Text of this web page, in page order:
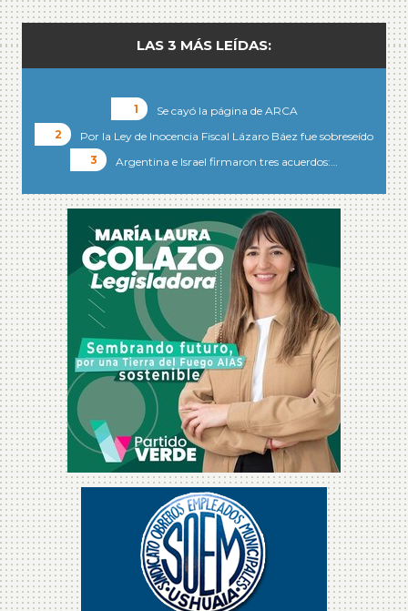
LAS 3 MÁS LEÍDAS:
Se cayó la página de ARCA
Por la Ley de Inocencia Fiscal Lázaro Báez fue sobreseído
Argentina e Israel firmaron tres acuerdos:…